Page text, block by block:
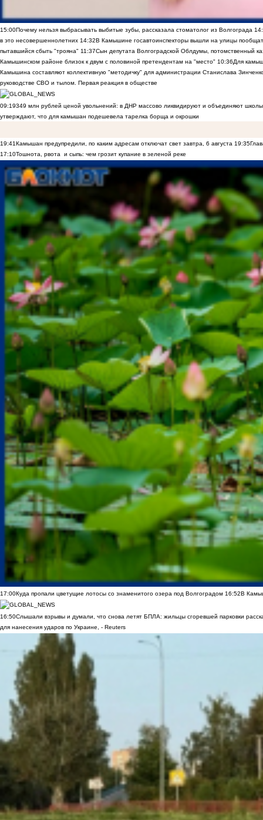
15:00Почему нельзя выбрасывать выбитые зубы, рассказала стоматолог из Волгограда
в это несовершеннолетних 14:32В Камышине госавтоинспекторы вышли на улицы
пытавшийся сбыть "трояна" 11:37Сын депутата Волгоградской Облдумы, потомственный
Камышинском районе близок к двум с половиной претендентам на "место" 10:36Для
Камышина составляют коллективную "методичку" для администрации Станислава
руководстве СВО и тылом. Первая реакция в обществе
09:19349 млн рублей ценой увольнений: в ДНР массово ликвидируют и объединяют
утверждают, что для камышан подешевела тарелка борща и окрошки
19:41Камышан предупредили, по каким адресам отключат свет завтра, 6 августа 19:35
17:10Тошнота, рвота и сыпь: чем грозит купание в зеленой реке
17:00Куда пропали цветущие лотосы со знаменитого озера под Волгоградом 16:52В
16:50Слышали взрывы и думали, что снова летят БПЛА: жильцы сгоревшей парковки
для нанесения ударов по Украине, - Reuters